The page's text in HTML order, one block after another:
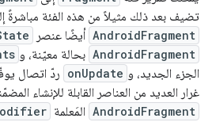
تضيف بعد ذلك مثيلاً من هذه الفئة مباشرةً
AndroidFragment أيضًا عنصر
AndroidFragment بحالة معيّنة، و
الجزء الجديد، و onUpdate ردّ اتصال
غرار العديد من العناصر القابلة للإنشاء
AndroidFragment المَعلمة